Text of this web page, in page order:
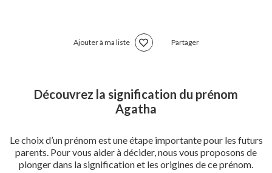
Ajouter à ma liste Partager
Découvrez la signification du prénom
Agatha
Le choix d’un prénom est une étape importante pour les futurs
parents. Pour vous aider à décider, nous vous proposons de
plonger dans la signification et les origines de ce prénom.